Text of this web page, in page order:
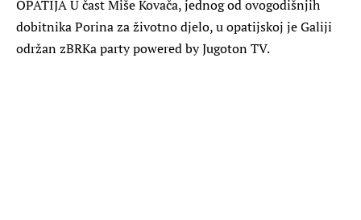
OPATIJAU čast Miše Kovača, jednog od ovogodišnjih
dobitnika Porina za životno djelo, u opatijskoj je Galiji
održan zBRKa party powered by Jugoton TV.